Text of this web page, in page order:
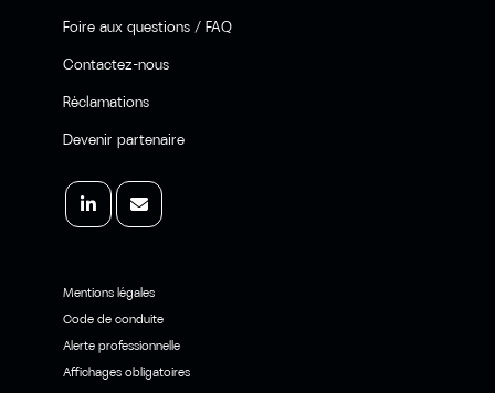
Foire aux questions / FAQ
Contactez-nous
Réclamations
Devenir partenaire
Mentions légales
Code de conduite
Alerte professionnelle
Affichages obligatoires